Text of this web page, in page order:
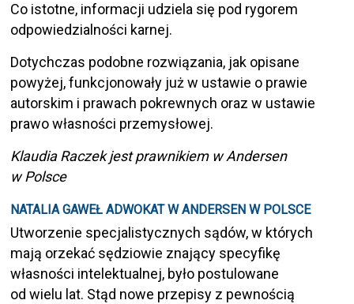
Co istotne, informacji udziela się pod rygorem
odpowiedzialności karnej.
Dotychczas podobne rozwiązania, jak opisane
powyżej, funkcjonowały już w ustawie o prawie
autorskim i prawach pokrewnych oraz w ustawie
prawo własności przemysłowej.
Klaudia Raczek jest prawnikiem w Andersen
w Polsce
NATALIA GAWEŁ ADWOKAT W ANDERSEN W POLSCE
Utworzenie specjalistycznych sądów, w których
mają orzekać sędziowie znający specyfikę
własności intelektualnej, było postulowane
od wielu lat. Stąd nowe przepisy z pewnością